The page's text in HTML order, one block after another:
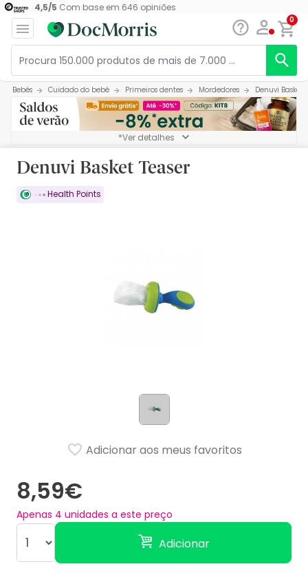
4,5/5 Com base em 646 opiniões
0
Bebés Cuidado do bebé Primeiros dentes Mordedores Denuvi Basket
*Ver detalhes
Denuvi Basket Teaser
Health Points
8,59€
Apenas 4 unidades a este preço
Adicionar
Adicionar aos meus favoritos